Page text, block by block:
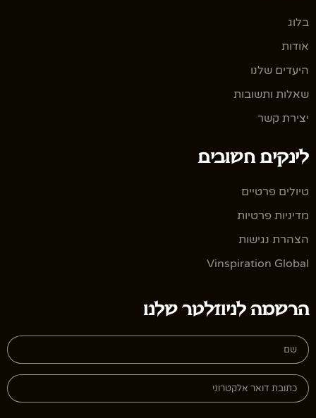
בלוג
אודות
היעדים שלנו
שאלות ותשובות
יצירת קשר
לינקים חשובים
טיולים פרטיים
מדיניות פרטיות
הצהרת נגישות
Vinspiration Global
הרשמה לניוזלטר שלנו